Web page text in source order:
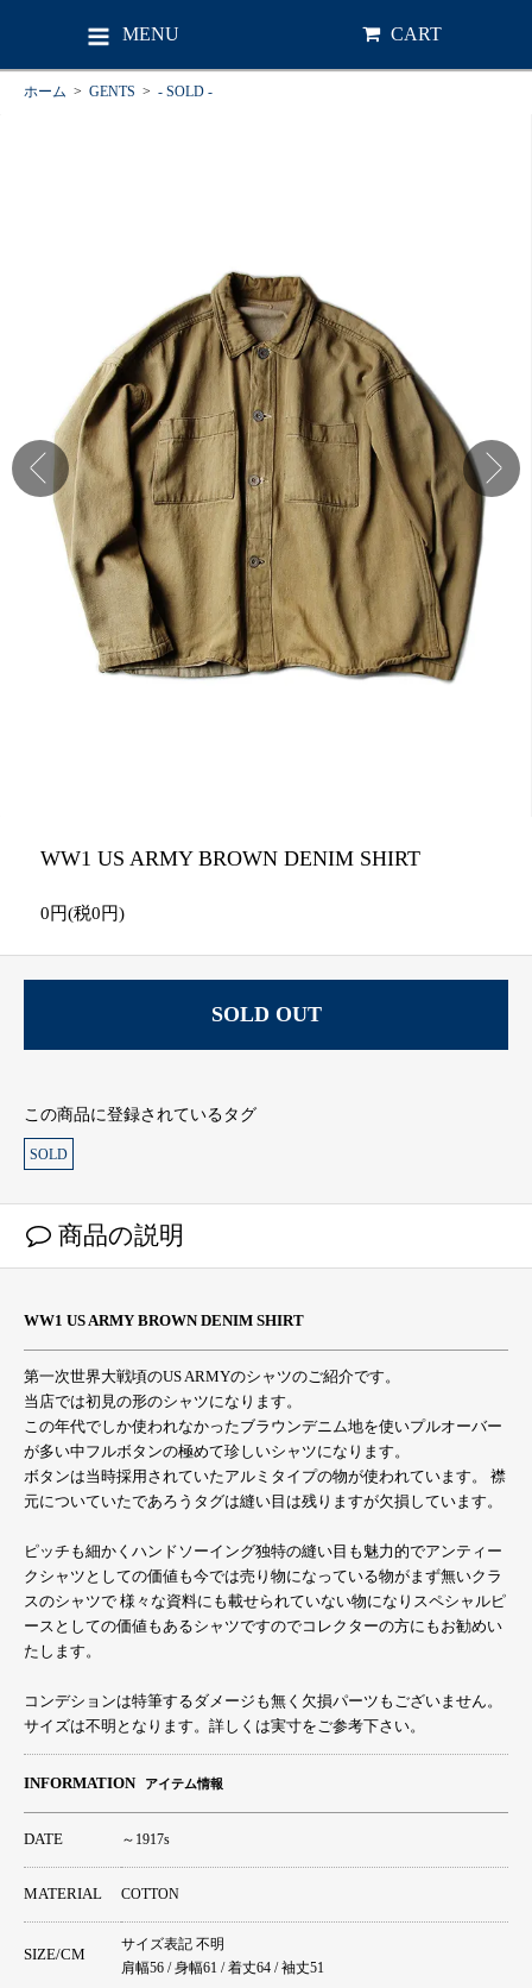
MENU CART
ホーム > GENTS > - SOLD -
WW1 US ARMY BROWN DENIM SHIRT
0円(税0円)
SOLD OUT
この商品に登録されているタグ
SOLD
商品の説明
WW1 US ARMY BROWN DENIM SHIRT
第一次世界大戦頃のUS ARMYのシャツのご紹介です。
当店では初見の形のシャツになります。
この年代でしか使われなかったブラウンデニム地を使いプルオーバー
が多い中フルボタンの極めて珍しいシャツになります。
ボタンは当時採用されていたアルミタイプの物が使われています。 襟
元についていたであろうタグは縫い目は残りますが欠損しています。
ピッチも細かくハンドソーイング独特の縫い目も魅力的でアンティー
クシャツとしての価値も今では売り物になっている物がまず無いクラ
スのシャツで 様々な資料にも載せられていない物になりスペシャルピ
ースとしての価値もあるシャツですのでコレクターの方にもお勧めい
たします。
コンデションは特筆するダメージも無く欠損パーツもございません。
サイズは不明となります。詳しくは実寸をご参考下さい。
INFORMATION アイテム情報
DATE ～1917s
MATERIAL COTTON
SIZE/CM
サイズ表記 不明
肩幅56 / 身幅61 / 着丈64 / 袖丈51